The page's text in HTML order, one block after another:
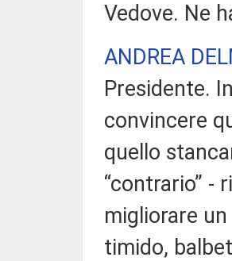
Vedove. Ne
ANDREA
Presidente.
convincere
quello
“contrario” -
migliorare
timido,